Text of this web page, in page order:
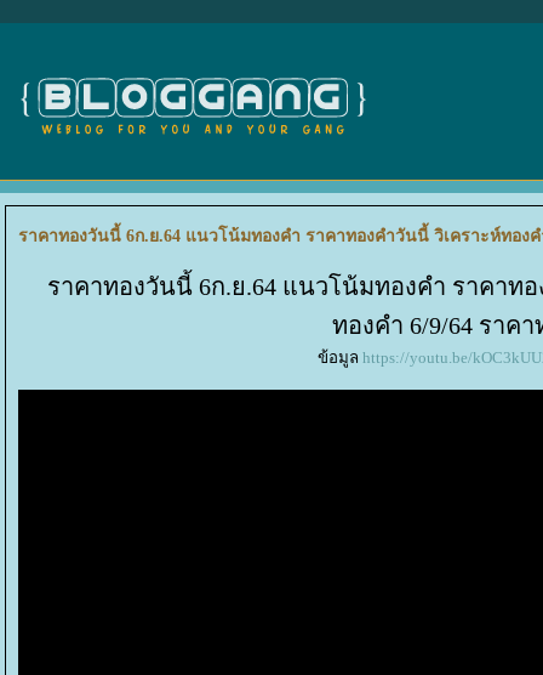
ราคาทองวันนี้ 6ก.ย.64 แนวโน้มทองคำ ราคาทองคำวันนี้ วิเคราะห์ทองค
ราคาทองวันนี้ 6ก.ย.64 แนวโน้มทองคำ ราคา
ทองคำ 6/9/64 ราคา
ข้อมูล https://youtu.be/